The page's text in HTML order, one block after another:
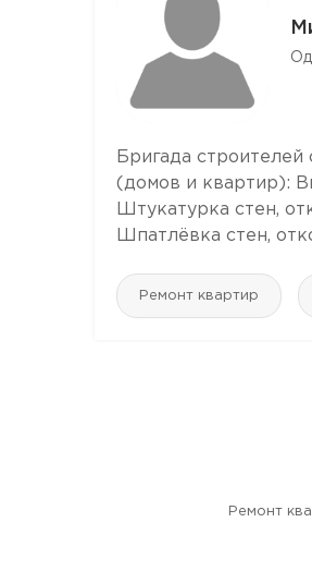
Бригада
(домов и квартир):
Штукатурка стен,
Шпатлёвка стен,
Ремонт квартир
Ремонт